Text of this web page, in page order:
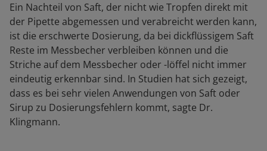
Ein Nachteil von Saft, der nicht wie Tropfen direkt mit
der Pipette abgemessen und verabreicht werden kann,
ist die erschwerte Dosierung, da bei dickflüssigem Saft
Reste im Messbecher verbleiben können und die
Striche auf dem Messbecher oder -löffel nicht immer
eindeutig erkennbar sind. In Studien hat sich gezeigt,
dass es bei sehr vielen Anwendungen von Saft oder
Sirup zu Dosierungsfehlern kommt, sagte Dr.
Klingmann.